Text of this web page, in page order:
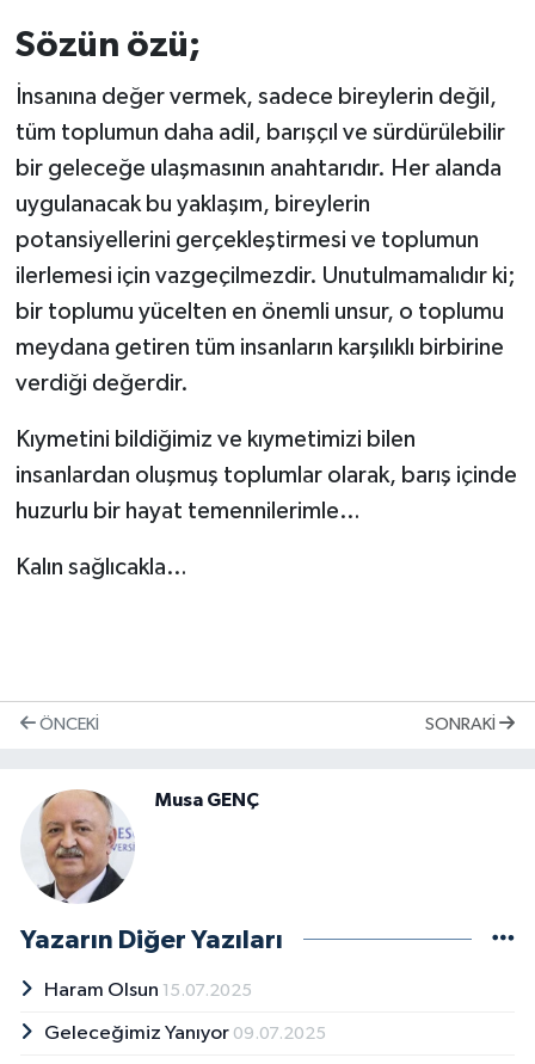
Sözün özü;
İnsanına değer vermek, sadece bireylerin değil,
tüm toplumun daha adil, barışçıl ve sürdürülebilir
bir geleceğe ulaşmasının anahtarıdır. Her alanda
uygulanacak bu yaklaşım, bireylerin
potansiyellerini gerçekleştirmesi ve toplumun
ilerlemesi için vazgeçilmezdir. Unutulmamalıdır ki;
bir toplumu yücelten en önemli unsur, o toplumu
meydana getiren tüm insanların karşılıklı birbirine
verdiği değerdir.
Kıymetini bildiğimiz ve kıymetimizi bilen
insanlardan oluşmuş toplumlar olarak, barış içinde
huzurlu bir hayat temennilerimle…
Kalın sağlıcakla…
ÖNCEKI SONRAKI
Musa GENÇ
Yazarın Diğer Yazıları
Haram Olsun 15.07.2025
Geleceğimiz Yanıyor 09.07.2025